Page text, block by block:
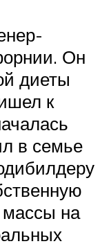
Он
диеты
к
в семье
массы на